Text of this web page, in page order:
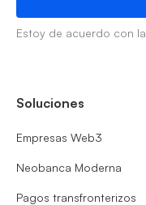
Estoy de acuerdo con la
Soluciones
Empresas Web3
Neobanca Moderna
Pagos transfronterizos